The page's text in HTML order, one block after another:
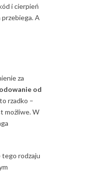
i cierpień
A
za
od
rzadko –
możliwe. W
tego rodzaju